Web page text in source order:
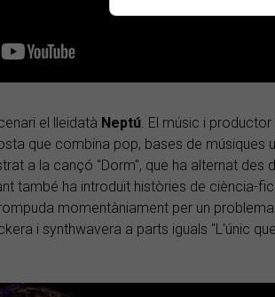
el lleidatà Neptú. El músic i
que combina pop, bases de músiques
a la cançó "Dorm", que ha alternat des
també ha introduït històries de ciència-
momentàniament per un
i synthwavera a parts iguals "L'únic